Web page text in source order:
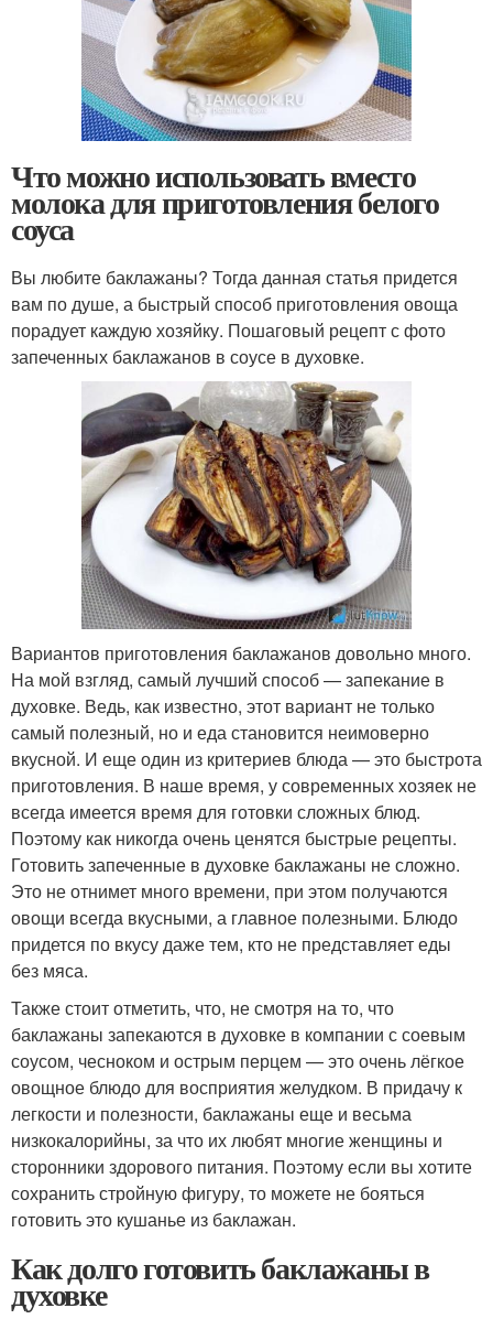
Что можно использовать вместо
молока для приготовления белого
соуса
Вы любите баклажаны? Тогда данная статья придется
вам по душе, а быстрый способ приготовления овоща
порадует каждую хозяйку. Пошаговый рецепт с фото
запеченных баклажанов в соусе в духовке.
Вариантов приготовления баклажанов довольно много.
На мой взгляд, самый лучший способ — запекание в
духовке. Ведь, как известно, этот вариант не только
самый полезный, но и еда становится неимоверно
вкусной. И еще один из критериев блюда — это быстрота
приготовления. В наше время, у современных хозяек не
всегда имеется время для готовки сложных блюд.
Поэтому как никогда очень ценятся быстрые рецепты.
Готовить запеченные в духовке баклажаны не сложно.
Это не отнимет много времени, при этом получаются
овощи всегда вкусными, а главное полезными. Блюдо
придется по вкусу даже тем, кто не представляет еды
без мяса.
Также стоит отметить, что, не смотря на то, что
баклажаны запекаются в духовке в компании с соевым
соусом, чесноком и острым перцем — это очень лёгкое
овощное блюдо для восприятия желудком. В придачу к
легкости и полезности, баклажаны еще и весьма
низкокалорийны, за что их любят многие женщины и
сторонники здорового питания. Поэтому если вы хотите
сохранить стройную фигуру, то можете не бояться
готовить это кушанье из баклажан.
Как долго готовить баклажаны в
духовке